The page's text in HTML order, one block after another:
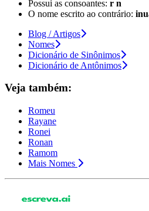
Possui as consoantes: r n
O nome escrito ao contrário:
Blog / Artigos
Nomes
Dicionário de Sinônimos
Dicionário de Antônimos
Veja também:
Romeu
Rayane
Ronei
Ronan
Ramom
Mais Nomes